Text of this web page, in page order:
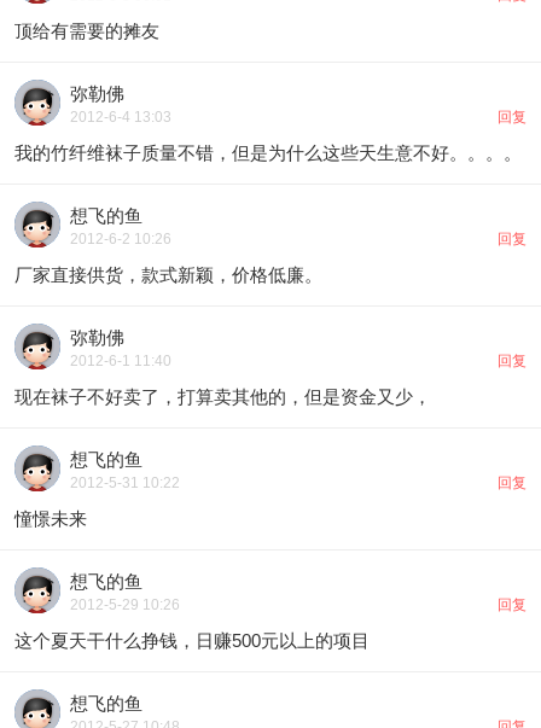
顶给有需要的摊友
弥勒佛
2012-6-4 13:03 回复
我的竹纤维袜子质量不错，但是为什么这些天生意不好。。。。
想飞的鱼
2012-6-2 10:26 回复
厂家直接供货，款式新颖，价格低廉。
弥勒佛
2012-6-1 11:40 回复
现在袜子不好卖了，打算卖其他的，但是资金又少，
想飞的鱼
2012-5-31 10:22 回复
憧憬未来
想飞的鱼
2012-5-29 10:26 回复
这个夏天干什么挣钱，日赚500元以上的项目
想飞的鱼